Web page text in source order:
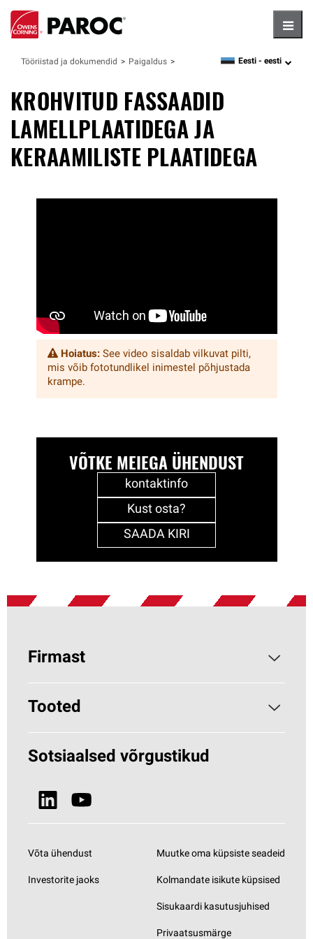
Tööriistad ja dokumendid Paigaldus language
Eesti - eesti
KROHVITUD FASSAADID
LAMELLPLAATIDEGA JA
KERAAMILISTE PLAATIDEGA
Hoiatus: See video sisaldab vilkuvat pilti,
mis võib fototundlikel inimestel põhjustada
krampe.
VÕTKE MEIEGA ÜHENDUST
kontaktinfo
Kust osta?
SAADA KIRI
Firmast
Parocist
Miks kivivill?
Jätkusuutlikkus
Uudised ja meedia
Tooted
Hoonete soojustamine
Sotsiaalsed võrgustikud
Võta ühendust
Investorite jaoks
Muutke oma küpsiste seadeid
Kolmandate isikute küpsised
Sisukaardi kasutusjuhised
Privaatsusmärge